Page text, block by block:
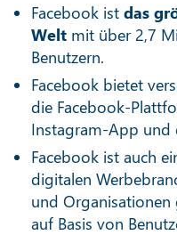
Facebook ist das
Welt mit über 2,7
Benutzern.
Facebook bietet
die Facebook-
Instagram-App
Facebook ist auch
digitalen
und Organisationen
auf Basis von